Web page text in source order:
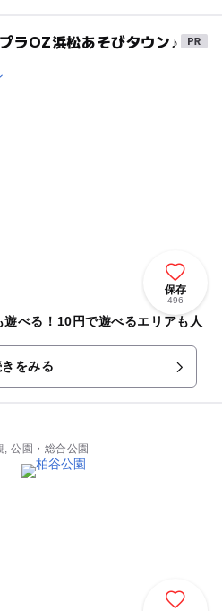
ラOZ浜松あそびタウン♪
保存
496
遊べる！10円で遊べるエリアも人
をみる
公園・総合公園